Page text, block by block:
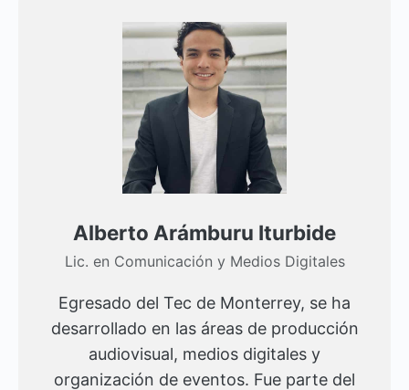
Alberto Arámburu Iturbide
Lic. en Comunicación y Medios Digitales
Egresado del Tec de Monterrey, se ha
desarrollado en las áreas de producción
audiovisual, medios digitales y
organización de eventos. Fue parte del